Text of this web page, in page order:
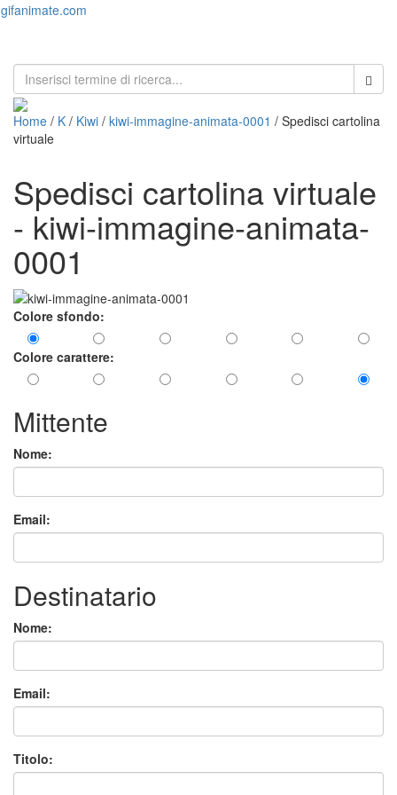
gifanimate.com
Home / K / Kiwi / kiwi-immagine-animata-0001 / Spedisci cartolina
virtuale
Spedisci cartolina virtuale
- kiwi-immagine-animata-
0001
Colore sfondo:
Colore carattere:
Mittente
Nome:
Email:
Destinatario
Nome:
Email:
Titolo: